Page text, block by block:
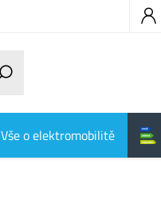
Vše o elektromobilitě